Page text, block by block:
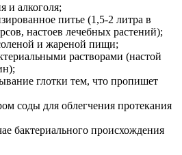
и алкоголя;
питье (1,5-2 литра в
настоев лечебных растений);
и жареной пищи;
растворами (настой
глотки тем, что пропишет
соды для облегчения протекания
бактериального происхождения